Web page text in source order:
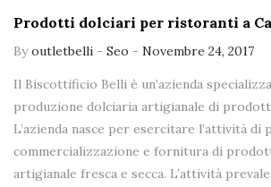
Prodotti dolciari per ristoranti a
Byoutletbelli - Seo - Novembre 24, 2017
Il Biscottificio Belli è un’azienda
produzione dolciaria artigianale di
L’azienda nasce per esercitare l’attività di
commercializzazione e fornitura di
artigianale fresca e secca. L’attività